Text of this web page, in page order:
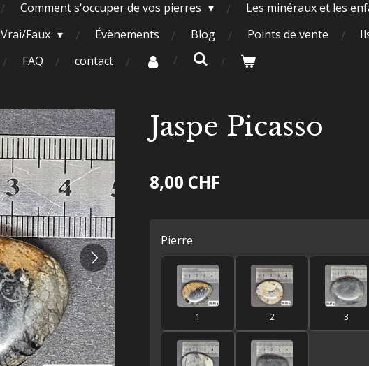
Comment s'occuper de vos pierres
Les minéraux et les
Vrai/Faux Évènements Blog Points de vente
FAQ
contact
Jaspe Picasso
8,00 CHF
Pierre
1 2 3